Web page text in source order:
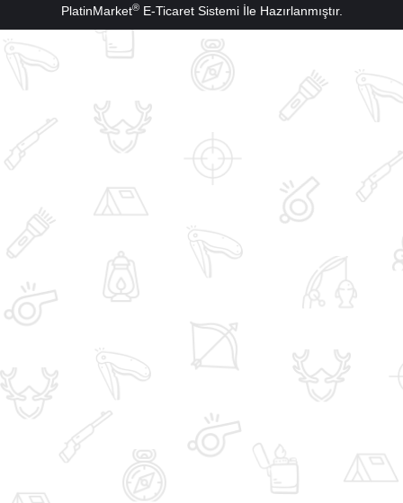
PlatinMarket®E-Ticaret Sistemiİle Hazırlanmıştır.